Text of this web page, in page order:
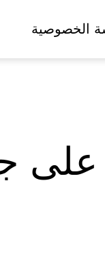
الخصوصية
على